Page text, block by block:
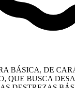
BÁSICA, DE
QUE BUSCA